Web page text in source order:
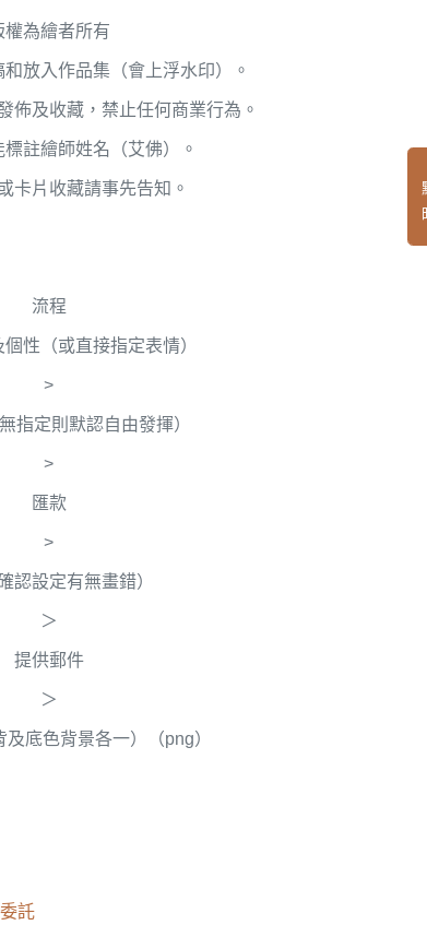
權為繪者所有
放入作品集（會上浮水印）。
佈及收藏，禁止任何商業行為。
註繪師姓名（艾佛）。
卡片收藏請事先告知。
流程
性（或直接指定表情）
>
指定則默認自由發揮）
>
匯款
>
認設定有無畫錯）
＞
提供郵件
＞
底色背景各一）（png）
託